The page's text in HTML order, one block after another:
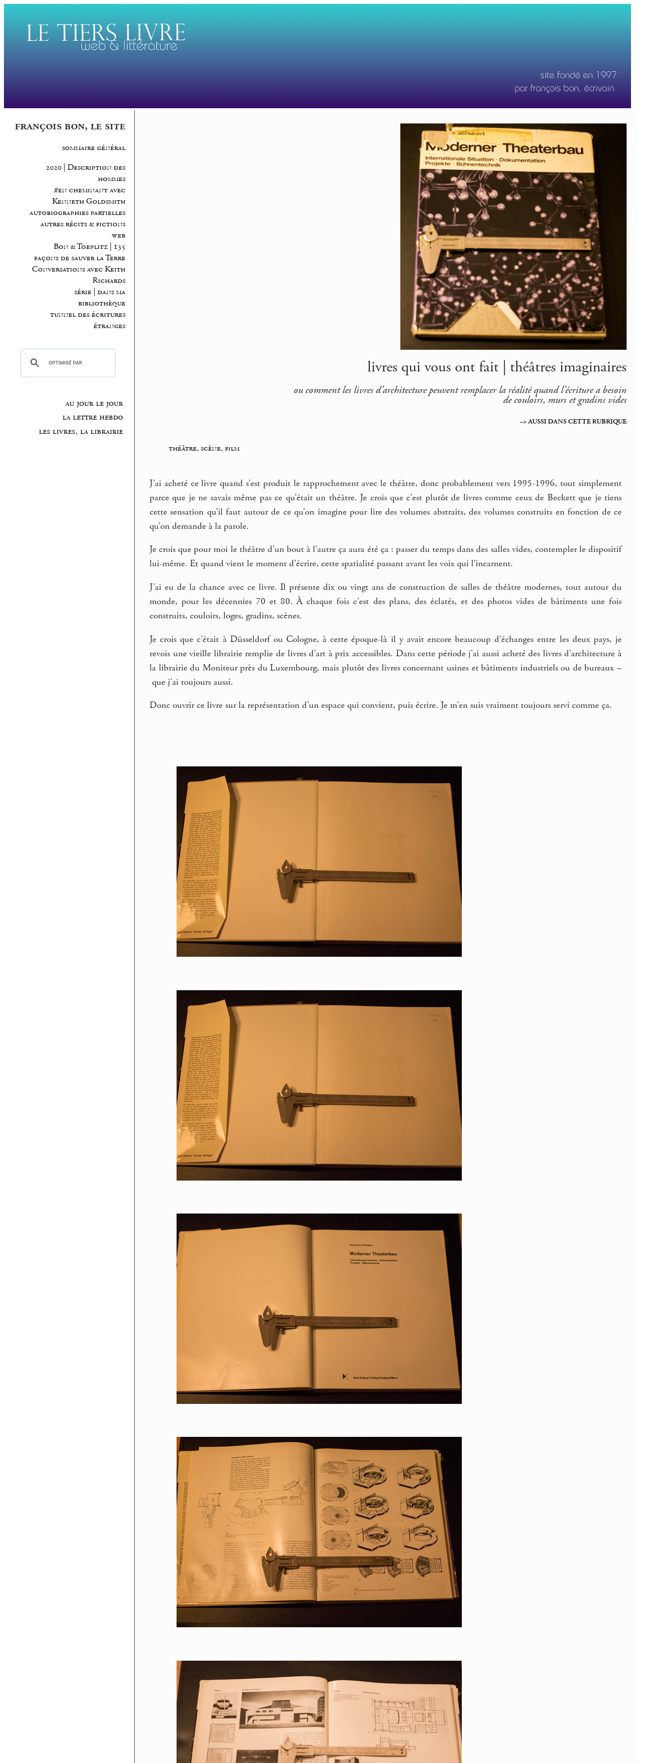
françois bon, le site
sommaire général
2020 | Description des
hommes
#en cheminant avec
Kenneth Goldsmith
autobiographies partielles
autres récits & fictions
web
Bon & Toeplitz | 135
façons de sauver la Terre
Conversations avec Keith
Richards
série | dans ma
bibliothèque
tunnel des écritures
étranges
au jour le jour
la lettre hebdo
les livres, la librairie
livres qui vous ont fait | théâtres imaginaires
ou comment les livres d’architecture peuvent remplacer la réalité quand l’écriture a besoin
de couloirs, murs et gradins vides
–> AUSSI DANS CETTE RUBRIQUE
théâtre, scène, film
J’ai acheté ce livre quand s’est produit le rapprochement avec le théâtre, donc probablement vers 1995-1996, tout simplement
parce que je ne savais même pas ce qu’était un théâtre. Je crois que c’est plutôt de livres comme ceux de Beckett que je tiens
cette sensation qu’il faut autour de ce qu’on imagine pour lire des volumes abstraits, des volumes construits en fonction de ce
qu’on demande à la parole.
Je crois que pour moi le théâtre d’un bout à l’autre ça aura été ça : passer du temps dans des salles vides, contempler le dispositif
lui-même. Et quand vient le moment d’écrire, cette spatialité passant avant les voix qui l’incarnent.
J’ai eu de la chance avec ce livre. Il présente dix ou vingt ans de construction de salles de théâtre modernes, tout autour du
monde, pour les décennies 70 et 80. À chaque fois c’est des plans, des éclatés, et des photos vides de bâtiments une fois
construits, couloirs, loges, gradins, scènes.
Je crois que c’était à Düsseldorf ou Cologne, à cette époque-là il y avait encore beaucoup d’échanges entre les deux pays, je
revois une vieille librairie remplie de livres d’art à prix accessibles. Dans cette période j’ai aussi acheté des livres d’architecture à
la librairie du Moniteur près du Luxembourg, mais plutôt des livres concernant usines et bâtiments industriels ou de bureaux –
que j’ai toujours aussi.
Donc ouvrir ce livre sur la représentation d’un espace qui convient, puis écrire. Je m’en suis vraiment toujours servi comme ça.